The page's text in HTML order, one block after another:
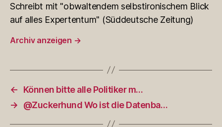
Schreibt mit "obwaltendem selbstironischem Blick
auf alles Expertentum" (Süddeutsche Zeitung)
Archiv anzeigen →
←
Können bitte alle Politiker m…
→
@Zuckerhund Wo ist die Datenba…